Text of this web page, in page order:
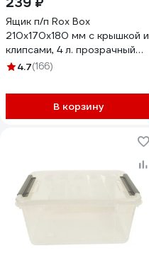
Ящик п/п Rox Box
210х170х180 мм с крышкой и
клипсами, 4 л. прозрачный
18693
4.7(166)
В корзину